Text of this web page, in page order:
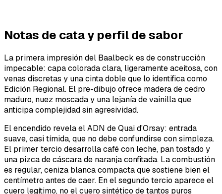
Notas de cata y perfil de sabor
La primera impresión del Baalbeck es de construcción
impecable: capa colorada clara, ligeramente aceitosa, con
venas discretas y una cinta doble que lo identifica como
Edición Regional. El pre-dibujo ofrece madera de cedro
maduro, nuez moscada y una lejanía de vainilla que
anticipa complejidad sin agresividad.
El encendido revela el ADN de Quai d'Orsay: entrada
suave, casi tímida, que no debe confundirse con simpleza.
El primer tercio desarrolla café con leche, pan tostado y
una pizca de cáscara de naranja confitada. La combustión
es regular, ceniza blanca compacta que sostiene bien el
centímetro antes de caer. En el segundo tercio aparece el
cuero legítimo, no el cuero sintético de tantos puros